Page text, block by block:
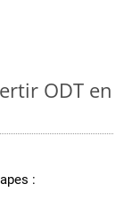
ODT en
: